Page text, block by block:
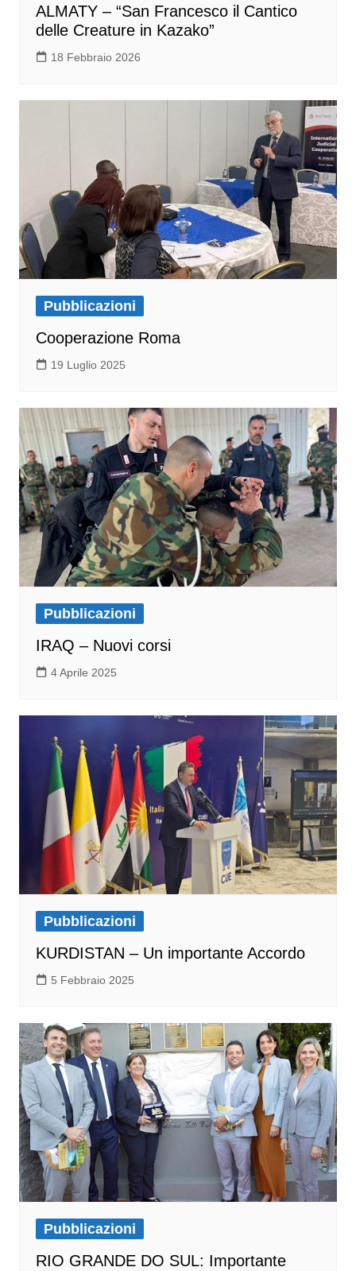
ALMATY – “San Francesco il Cantico
delle Creature in Kazako”
18 Febbraio 2026
Pubblicazioni
Cooperazione Roma
19 Luglio 2025
Pubblicazioni
IRAQ – Nuovi corsi
4 Aprile 2025
Pubblicazioni
KURDISTAN – Un importante Accordo
5 Febbraio 2025
Pubblicazioni
RIO GRANDE DO SUL: Importante